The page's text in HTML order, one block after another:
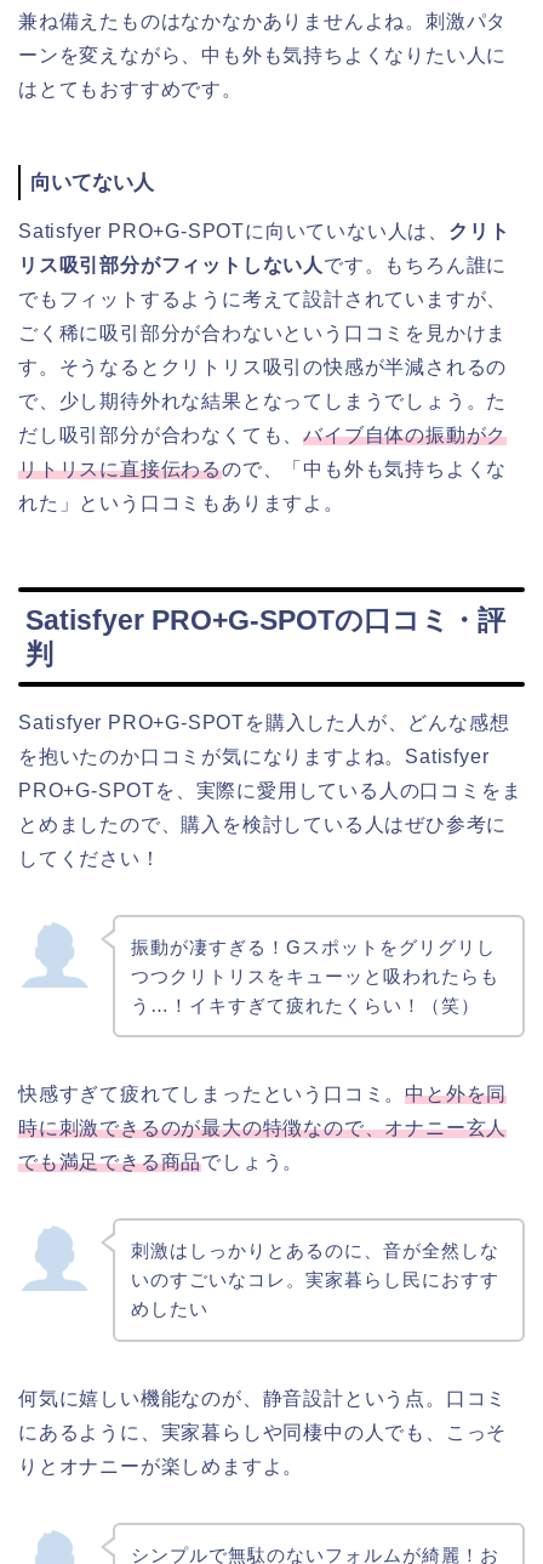
兼ね備えたものはなかなかありませんよね。刺激パタ
ーンを変えながら、中も外も気持ちよくなりたい人に
はとてもおすすめです。
向いてない人
Satisfyer PRO+G-SPOTに向いていない人は、 クリト
リス吸引部分がフィットしない人 です。もちろん誰に
でもフィットするように考えて設計されていますが、
ごく稀に吸引部分が合わないという口コミを見かけま
す。そうなるとクリトリス吸引の快感が半減されるの
で、少し期待外れな結果となってしまうでしょう。た
だし吸引部分が合わなくても、バイブ自体の振動がク
リトリスに直接伝わるので、「中も外も気持ちよくな
れた」という口コミもありますよ。
Satisfyer PRO+G-SPOTの口コミ・評
判
Satisfyer PRO+G-SPOTを購入した人が、どんな感想
を抱いたのか口コミが気になりますよね。Satisfyer
PRO+G-SPOTを、実際に愛用している人の口コミをま
とめましたので、購入を検討している人はぜひ参考に
してください！
振動が凄すぎる！Gスポットをグリグリし
つつクリトリスをキューッと吸われたらも
う…！イキすぎて疲れたくらい！（笑）
快感すぎて疲れてしまったという口コミ。中と外を同
時に刺激できるのが最大の特徴なので、オナニー玄人
でも満足できる商品でしょう。
刺激はしっかりとあるのに、音が全然しな
いのすごいなコレ。実家暮らし民におすす
めしたい
何気に嬉しい機能なのが、静音設計という点。口コミ
にあるように、実家暮らしや同棲中の人でも、こっそ
りとオナニーが楽しめますよ。
シンプルで無駄のないフォルムが綺麗！お